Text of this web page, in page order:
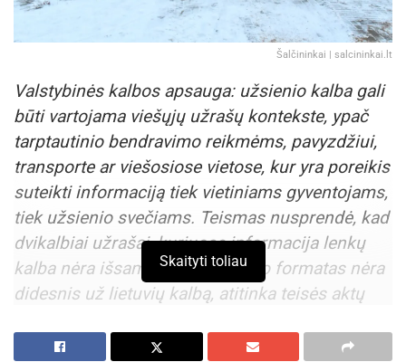
Šalčininkai | salcininkai.lt
Valstybinės kalbos apsauga: užsienio kalba gali
būti vartojama viešųjų užrašų kontekste, ypač
tarptautinio bendravimo reikmėms, pavyzdžiui,
transporte ar viešosiose vietose, kur yra poreikis
suteikti informaciją tiek vietiniams gyventojams,
tiek užsienio svečiams. Teismas nusprendė, kad
dvikalbiai užrašai, kuriuose informacija lenkų
kalba nėra išsamesnė ir jų teksto formatas nėra
didesnis už lietuvių kalbą, atitinka teisės aktų
Skaityti toliau